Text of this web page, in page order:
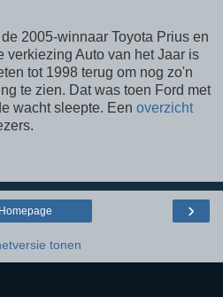
2005-winnaar Toyota Prius en
verkiezing Auto van het Jaar is
tot 1998 terug om nog zo'n
te zien. Dat was toen Ford met
wacht sleepte. Een overzicht
›
Homepage
tonen